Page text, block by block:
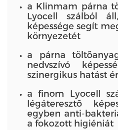
a Klinmam párna
Lyocell szálból
képessége segít
környezetét
a párna
nedvszívó
szinergikus hatást
a finom Lyocell
légáteresztõ
egyben anti-
a fokozott higiéniát